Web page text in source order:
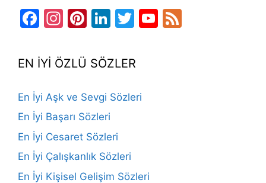
Facebook
Instagram
Pinterest
LinkedIn
TwitterYouTube
EN İYİ ÖZLÜ SÖZLER
En İyi Aşk ve Sevgi Sözleri
En İyi Başarı Sözleri
En İyi Cesaret Sözleri
En İyi Çalışkanlık Sözleri
En İyi Kişisel Gelişim Sözleri